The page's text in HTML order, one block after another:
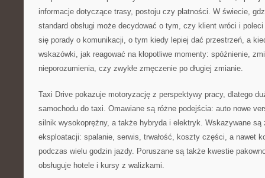
informacje dotyczące trasy, postoju czy płatności. W świecie,
standard obsługi może decydować o tym, czy klient wróci i
się porady o komunikacji, o tym kiedy lepiej dać przestrzeń, a
wskazówki, jak reagować na kłopotliwe momenty: spóźnienie,
nieporozumienia, czy zwykłe zmęczenie po długiej zmianie.
Taxi Drive pokazuje motoryzację z perspektywy pracy, dlatego
samochodu do taxi. Omawiane są różne podejścia: auto nowe
silnik wysokoprężny, a także hybryda i elektryk. Wskazywane są
eksploatacji: spalanie, serwis, trwałość, koszty części, a nawet
podczas wielu godzin jazdy. Poruszane są także kwestie
obsługuje hotele i kursy z walizkami.